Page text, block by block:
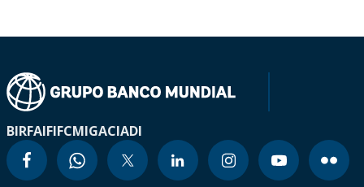
BIRFAIFIFCMIGACIADI